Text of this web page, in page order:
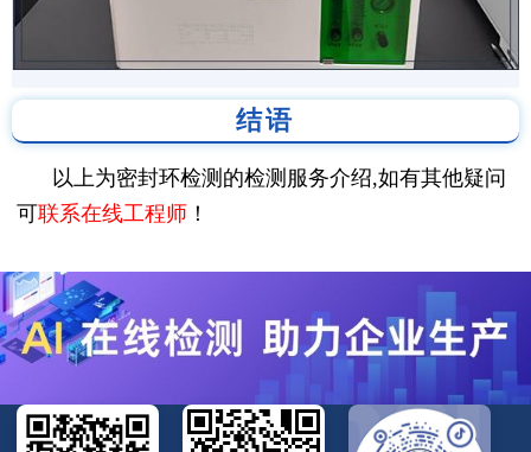
结语
以上为密封环检测的检测服务介绍,如有其他疑问
可联系在线工程师 ！